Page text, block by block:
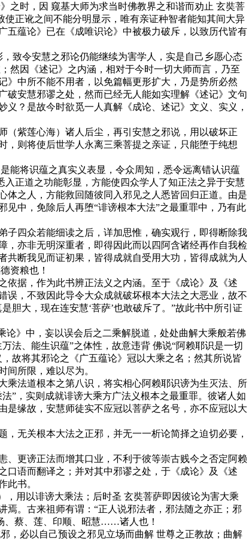
时，因 窥基大师为求当时佛教界之和谐而劝止 玄奘菩
正讹之间不能分明显示，唯有亲证种智者能知其间大异
五蕴论》已在《成唯识论》中被极力破斥，以致历代皆有
致令安慧之邪论仍能继续为害学人，实是自己乡愿心态
然因《述记》之内涵，相对于今时一切大师而言，乃至
》中所不能不用者，以免篇幅更形扩大，乃是势所必然
安慧邪谬之处，然而已经无人能如实理解《述记》文句
？是故今时欲觅一人真解《成论、述记》文义、实义，
紫莲心海）诸人后尘，再引安慧之邪说，用以破坏正
，则将使后世学人永离三乘菩提之亲证，只能堕于纯想
将识蕴之真实义表显，令众周知，悉令远离错认识蕴
正道之功能彰显，方能使四众学人了知正法之异于安慧
体之人，方能救回随彼同入邪见之人悉皆回归正道。由是
中，免除后人再堕“诽谤根本大法”之最重罪中，乃有此
四众若能细读之后，详加思惟，确实观行，即得断除我
，亦非无明深重者，即得因此而以四阿含诸经再作自我检
断我见而证初果，皆得成就自受用大功，皆得成就为人
资粮也！
据，作为此书辨正法义之内涵。至于《成论》及《述
，不致因此导令大众成就破坏根本大法之大恶业，故不
大，现在连安慧‘菩萨’也敢破斥了。”故此书中所引证
》中，妄以误会后之二乘解脱道，处处曲解大乘般若佛
法、能生识蕴”之体性，故意违背 佛说“阿赖耶识是一切
故将其邪论之《广五蕴论》冠以大乘之名；然其所说皆
所限，难以尽为。
法道根本之第八识，将实相心阿赖耶识谤为生灭法、所
”，实则成就诽谤大乘方广法义根本之最重罪。彼诸人如
是缘故，安慧师徒实不应冠以菩萨之名号，亦不应冠以大
无关根本大法之正邪，并无一一析论简择之迫切必要，
更谤正法而增其口业，不利于彼等崇古贱今之否定阿赖
口语而翻译之；并对其中邪谬之处，于《成论》及《述
此书。
用以诽谤大乘法；后时圣 玄奘菩萨即因彼论为害大乘
。古来祖师有谓：“正人说邪法者，邪法随之亦正；邪
、蔡、莲、印顺、昭慧……诸人也！
必以自己预设之邪见立场而曲解 世尊之正教故；曲解